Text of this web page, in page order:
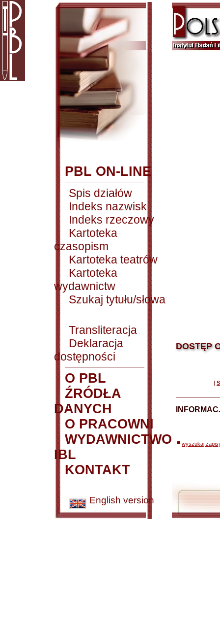
PBL ON-LINE
Spis działów
Indeks nazwisk
Indeks rzeczowy
Kartoteka
czasopism
Kartoteka teatrów
Kartoteka
wydawnictw
Szukaj tytułu/słowa
Transliteracja
Deklaracja
dostępności
O PBL
ŹRÓDŁA
DANYCH
O PRACOWNI
WYDAWNICTWO
IBL
KONTAKT
English version
DOSTĘP
|
wyszukaj